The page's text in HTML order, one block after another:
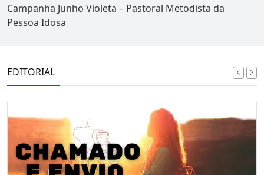
Campanha Junho Violeta – Pastoral Metodista da
Pessoa Idosa
EDITORIAL